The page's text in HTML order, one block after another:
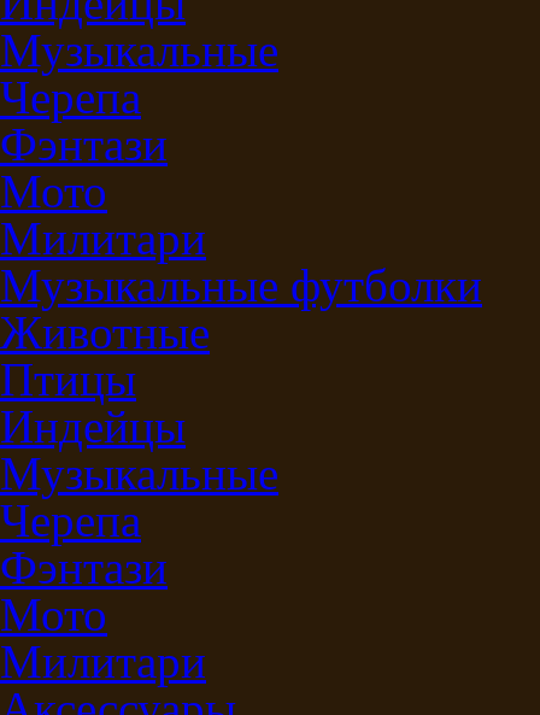
Музыкальные
Черепа
Фэнтази
Мото
Милитари
Музыкальные футболки
Животные
Птицы
Индейцы
Музыкальные
Черепа
Фэнтази
Мото
Милитари